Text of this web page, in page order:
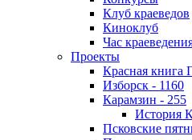
Клуб краеведов
Киноклуб
Час
Проекты
Красная книга
Изборск - 1160
Карамзин - 255
История
Псковские